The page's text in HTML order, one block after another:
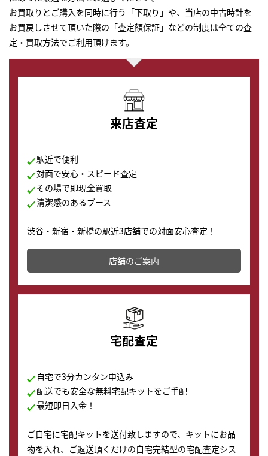
お買取りとご購入を同時に行う「下取り」や、当店の中古時計を
お買戻しさせて頂いた際の「査定額保証」などの制度は全ての査
定・買取方法でご利用頂けます。
来店査定
駅近で便利
対面で安心・スピード査定
その場で即現金買取
清潔感のあるブース
渋谷・新宿・新橋の駅近3店舗での対面安心査定！
その場で現金買取致します。渋谷本店では、時計販売の
店舗を併設しており、下取りに出してお得に新しい時計
の購入もできます♪
店舗のご案内
宅配査定
自宅で3分カンタン申込み
配送でも安全な無料宅配キットをご手配
最短即日入金！
ご自宅に宅配キットを送付致しますので、キットにお品
物を入れ、ご返送頂くだけの自宅完結型の宅配査定シス